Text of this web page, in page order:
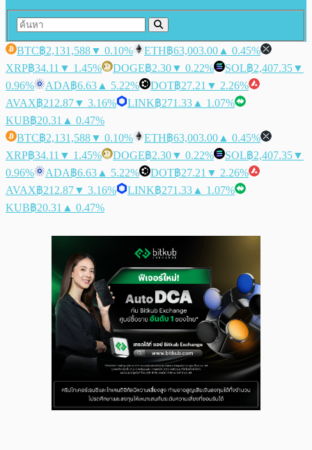
BTC฿2,131,588▼ 0.10% ETH฿63,003.00 ▲ 0.45%
XRP฿34.11 ▼ 1.45% DOGE฿2.30▼ 0.22% SOL฿2,407.35▼
0.96%
ADA฿6.63 ▲ 5.22% DOT฿27.21 ▼ 2.26%
AVAX฿212.87▼ 3.16% LINK฿271.33 ▲ 1.07%
KUB฿20.31 ▲ 0.47%
BTC฿2,131,588▼ 0.10% ETH฿63,003.00 ▲ 0.45%
XRP฿34.11 ▼ 1.45% DOGE฿2.30▼ 0.22% SOL฿2,407.35▼
0.96%
ADA฿6.63 ▲ 5.22% DOT฿27.21 ▼ 2.26%
AVAX฿212.87▼ 3.16% LINK฿271.33 ▲ 1.07%
KUB฿20.31 ▲ 0.47%